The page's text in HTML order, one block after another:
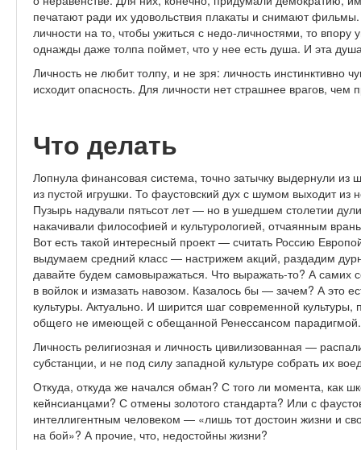
печатают ради их удовольствия плакаты и снимают фильмы.
личности на то, чтобы ужиться с недо-личностями, то впору
однажды даже толпа поймет, что у нее есть душа. И эта
Личность не любит толпу, и не зря: личность инстинктивно
исходит опасность. Для личности нет страшнее врагов, чем
Что делать
Лопнула финансовая система, точно затычку выдернули из
из пустой игрушки. То фаустовский дух с шумом выходит из
Пузырь надували пятьсот лет — но в ушедшем столетии
накачивали философией и культурологией, отчаянным
Вот есть такой интересный проект — считать Россию
выдумаем средний класс — настрижем акций, раздадим
давайте будем самовыражаться. Что выражать-то? А самих
в войлок и измазать навозом. Казалось бы — зачем? А это
культуры. Актуально. И ширится шаг современной
общего не имеющей с обещанной Ренессансом парадигмой.
Личность религиозная и личность цивилизованная —
субстанции, и не под силу западной культуре собрать их
Откуда, откуда же начался обман? С того ли момента, как
кейнсианцами? С отмены золотого стандарта? Или с
интеллигентным человеком — «лишь тот достоин жизни и
на бой»? А прочие, что, недостойны жизни?